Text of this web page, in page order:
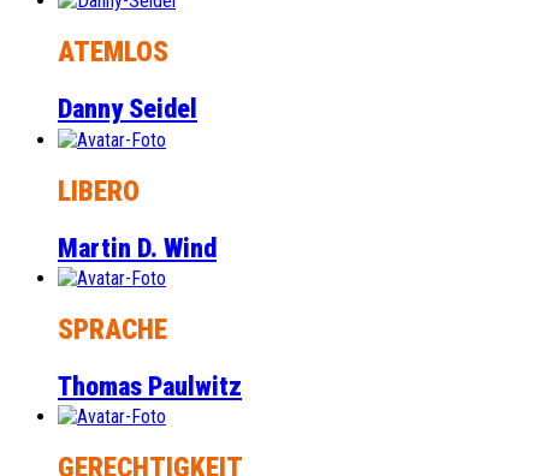
ATEMLOS
Danny Seidel
LIBERO
Martin D. Wind
SPRACHE
Thomas Paulwitz
GERECHTIGKEIT